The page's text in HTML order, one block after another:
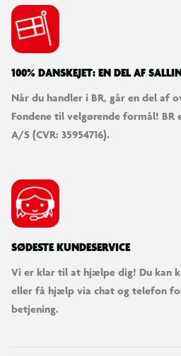
100% DANSKEJET: EN DEL AF
Når du handler i BR, går en del af
Fondene til velgørende formål! BR
A/S (CVR: 35954716).
SØDESTE KUNDESERVICE
Vi er klar til at hjælpe dig! Du kan
eller få hjælp via chat og telefon
betjening.